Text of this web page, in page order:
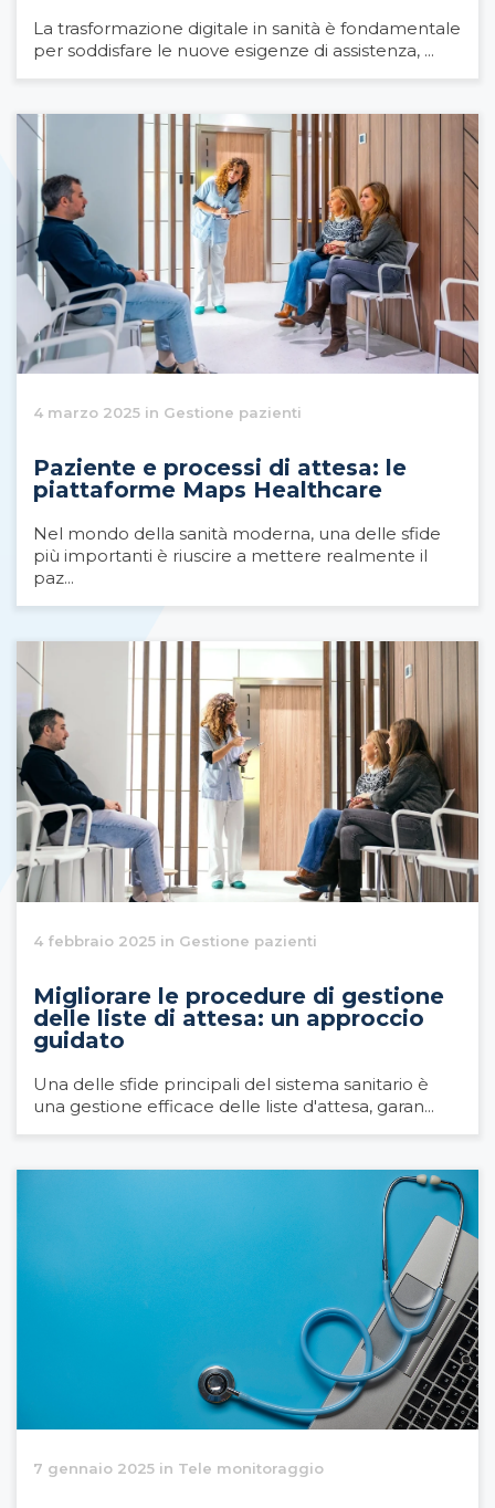
La trasformazione digitale in sanità è fondamentale
per soddisfare le nuove esigenze di assistenza, ...
4 marzo 2025 in Gestione pazienti
Paziente e processi di attesa: le
piattaforme Maps Healthcare
Nel mondo della sanità moderna, una delle sfide
più importanti è riuscire a mettere realmente il
paz...
4 febbraio 2025 in Gestione pazienti
Migliorare le procedure di gestione
delle liste di attesa: un approccio
guidato
Una delle sfide principali del sistema sanitario è
una gestione efficace delle liste d'attesa, garan...
7 gennaio 2025 in Tele monitoraggio